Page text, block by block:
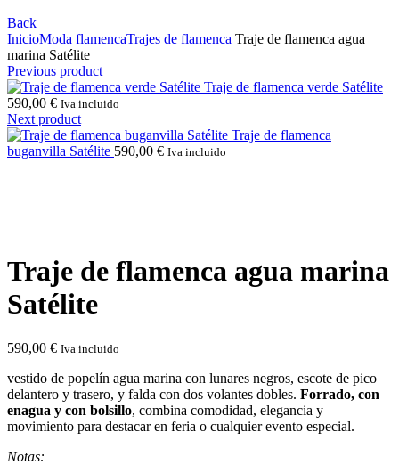
Back
InicioModa flamencaTrajes de flamenca Traje de flamenca agua
marina Satélite
Previous product
Traje de flamenca verde Satélite
590,00 € Iva incluido
Next product
Traje de flamenca
buganvilla Satélite 590,00 € Iva incluido
Traje de flamenca agua marina
Satélite
590,00 € Iva incluido
vestido de popelín agua marina con lunares negros, escote de pico
delantero y trasero, y falda con dos volantes dobles. Forrado, con
enagua y con bolsillo, combina comodidad, elegancia y
movimiento para destacar en feria o cualquier evento especial.
Notas: